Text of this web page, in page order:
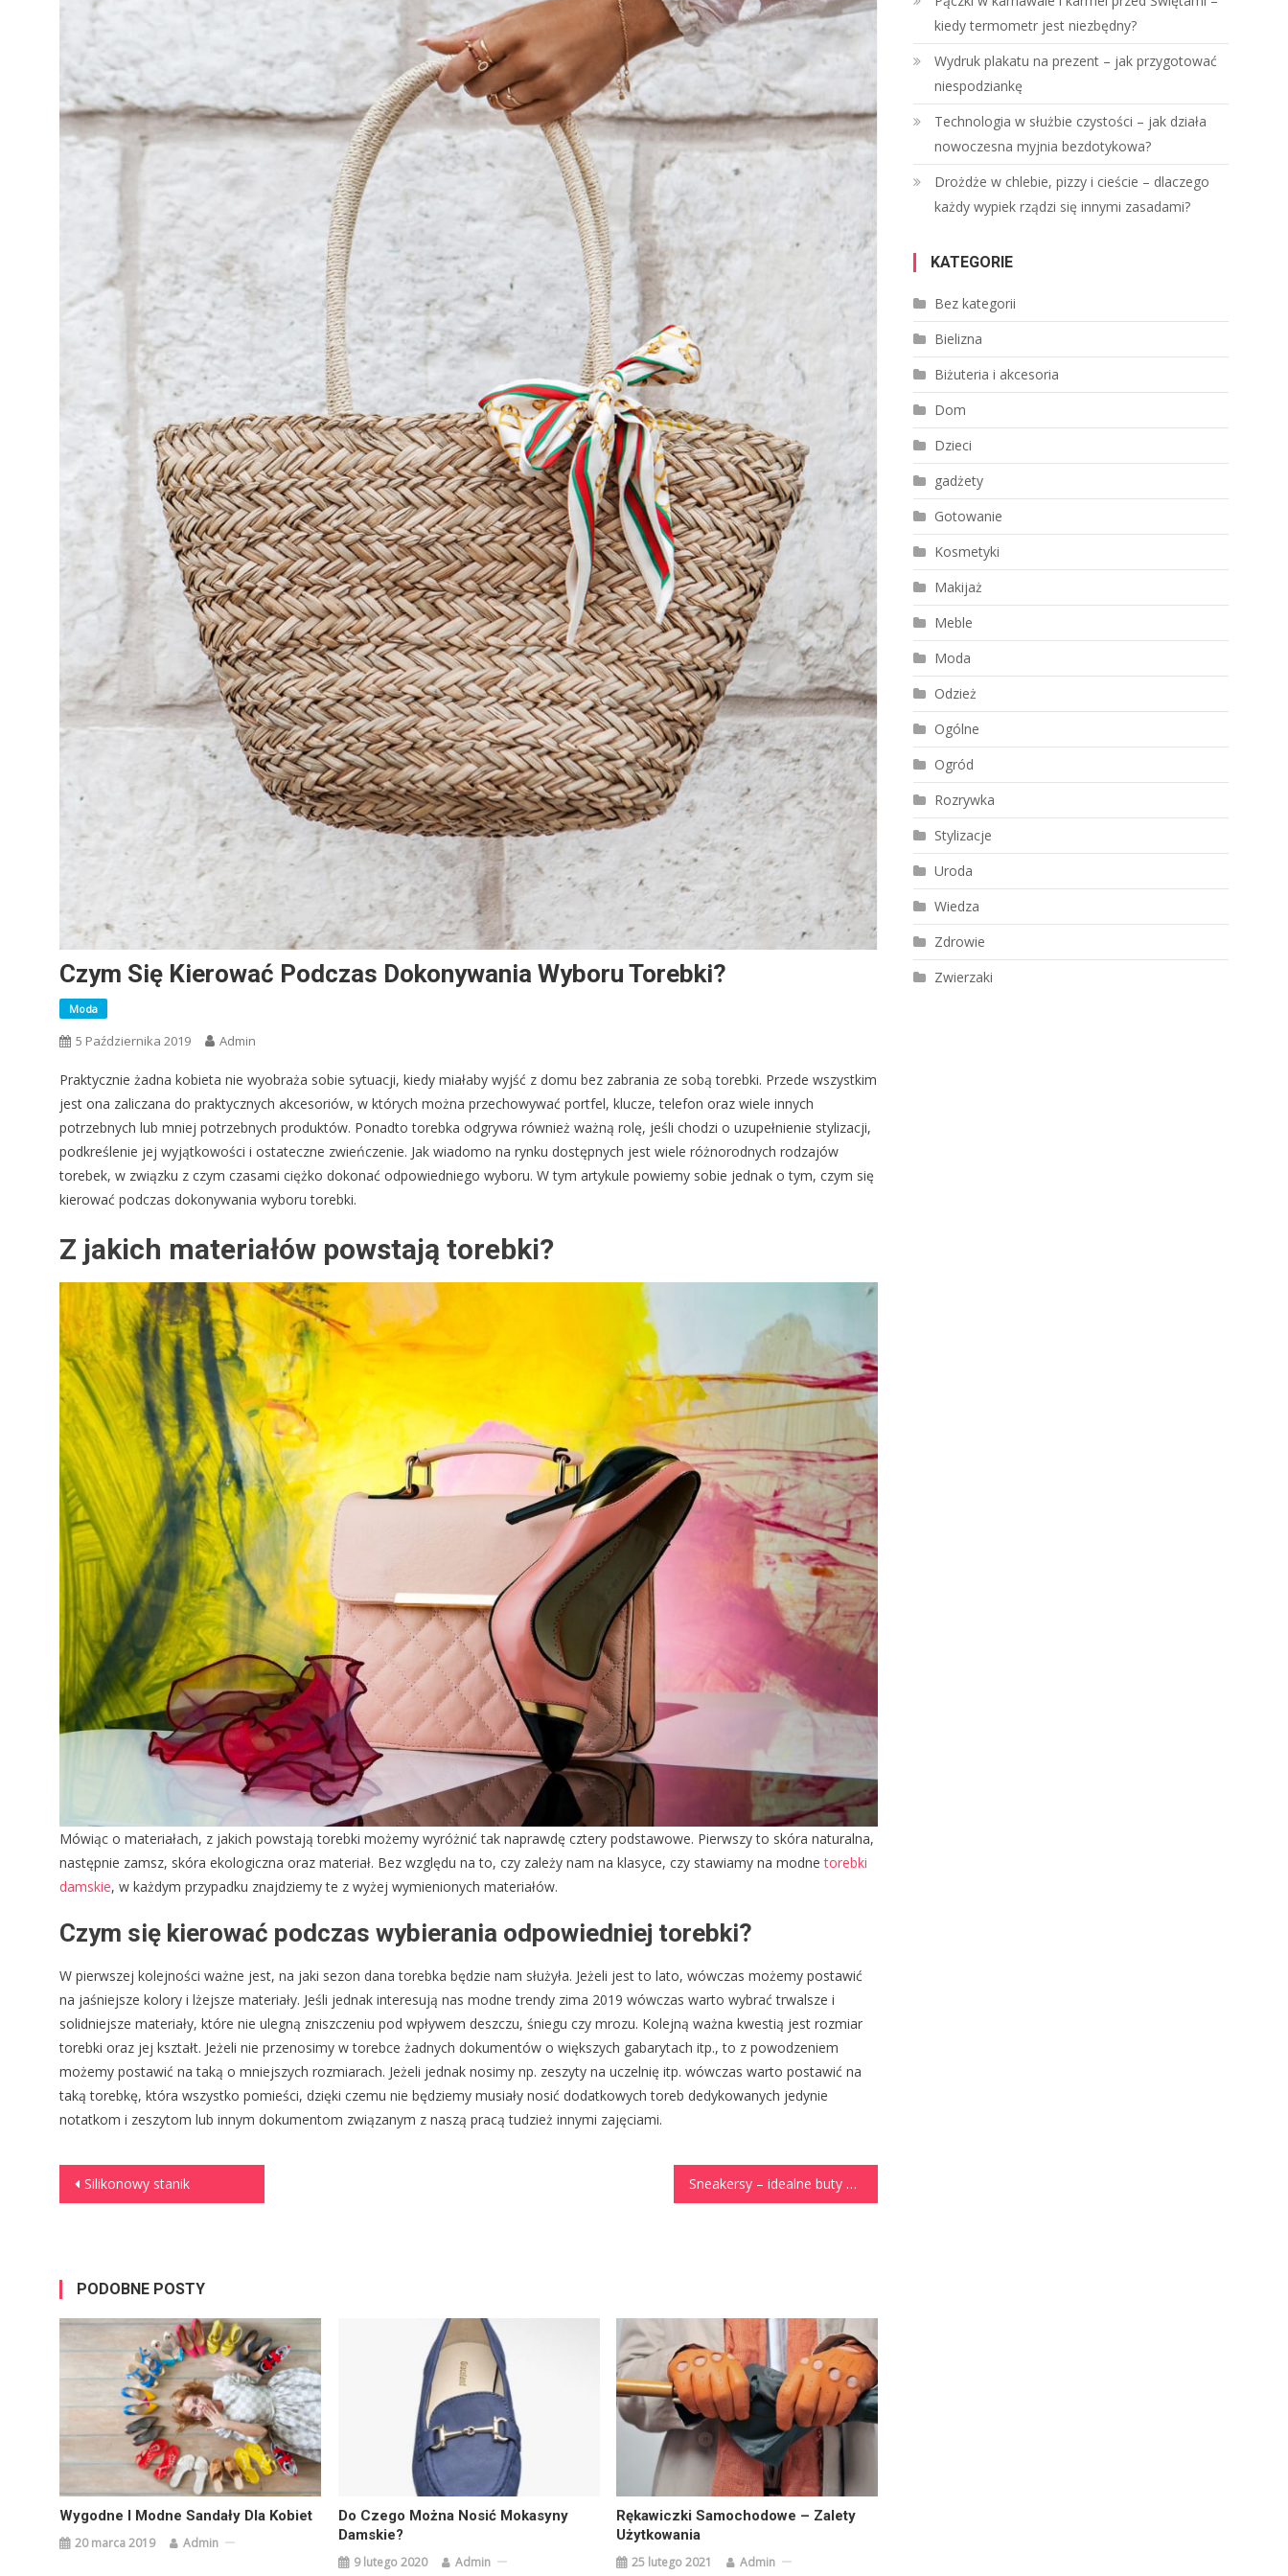
Czym Się Kierować Podczas Dokonywania Wyboru Torebki?
Moda
5 Października 2019 Admin
Praktycznie żadna kobieta nie wyobraża sobie sytuacji, kiedy miałaby wyjść z domu bez zabrania ze sobą torebki. Przede wszystkim
jest ona zaliczana do praktycznych akcesoriów, w których można przechowywać portfel, klucze, telefon oraz wiele innych
potrzebnych lub mniej potrzebnych produktów. Ponadto torebka odgrywa również ważną rolę, jeśli chodzi o uzupełnienie stylizacji,
podkreślenie jej wyjątkowości i ostateczne zwieńczenie. Jak wiadomo na rynku dostępnych jest wiele różnorodnych rodzajów
torebek, w związku z czym czasami ciężko dokonać odpowiedniego wyboru. W tym artykule powiemy sobie jednak o tym, czym się
kierować podczas dokonywania wyboru torebki.
Z jakich materiałów powstają torebki?
Mówiąc o materiałach, z jakich powstają torebki możemy wyróżnić tak naprawdę cztery podstawowe. Pierwszy to skóra naturalna,
następnie zamsz, skóra ekologiczna oraz materiał. Bez względu na to, czy zależy nam na klasyce, czy stawiamy na modnetorebki
damskie, w każdym przypadku znajdziemy te z wyżej wymienionych materiałów.
Czym się kierować podczas wybierania odpowiedniej torebki?
W pierwszej kolejności ważne jest, na jaki sezon dana torebka będzie nam służyła. Jeżeli jest to lato, wówczas możemy postawić
na jaśniejsze kolory i lżejsze materiały. Jeśli jednak interesują nas modne trendy zima 2019 wówczas warto wybrać trwalsze i
solidniejsze materiały, które nie ulegną zniszczeniu pod wpływem deszczu, śniegu czy mrozu. Kolejną ważna kwestią jest rozmiar
torebki oraz jej kształt. Jeżeli nie przenosimy w torebce żadnych dokumentów o większych gabarytach itp., to z powodzeniem
możemy postawić na taką o mniejszych rozmiarach. Jeżeli jednak nosimy np. zeszyty na uczelnię itp. wówczas warto postawić na
taką torebkę, która wszystko pomieści, dzięki czemu nie będziemy musiały nosić dodatkowych toreb dedykowanych jedynie
notatkom i zeszytom lub innym dokumentom związanym z naszą pracą tudzież innymi zajęciami.
Nawigacja
Silikonowy stanik Sneakersy – idealne buty na co dzień
PODOBNE POSTY
Wygodne I Modne Sandały Dla Kobiet
20 marca 2019 Admin
Do Czego Można Nosić Mokasyny
Damskie?
9 lutego 2020 Admin
Rękawiczki Samochodowe – Zalety
Użytkowania
25 lutego 2021 Admin
kiedy termometr jest niezbędny?
Wydruk plakatu na prezent – jak przygotować
niespodziankę
Technologia w służbie czystości – jak działa
nowoczesna myjnia bezdotykowa?
Drożdże w chlebie, pizzy i cieście – dlaczego
każdy wypiek rządzi się innymi zasadami?
KATEGORIE
Bez kategorii
Bielizna
Biżuteria i akcesoria
Dom
Dzieci
gadżety
Gotowanie
Kosmetyki
Makijaż
Meble
Moda
Odzież
Ogólne
Ogród
Rozrywka
Stylizacje
Uroda
Wiedza
Zdrowie
Zwierzaki